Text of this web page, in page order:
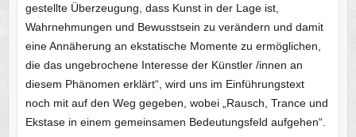
gestellte Überzeugung, dass Kunst in der Lage ist,
Wahrnehmungen und Bewusstsein zu verändern und damit
eine Annäherung an ekstatische Momente zu ermöglichen,
die das ungebrochene Interesse der Künstler /innen an
diesem Phänomen erklärt“, wird uns im Einführungstext
noch mit auf den Weg gegeben, wobei „Rausch, Trance und
Ekstase in einem gemeinsamen Bedeutungsfeld aufgehen“.